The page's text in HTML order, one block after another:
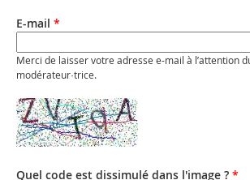
E-mail *
Merci de laisser votre adresse e-mail à l’attention
modérateur·trice.
Quel code est dissimulé dans l'image ? *